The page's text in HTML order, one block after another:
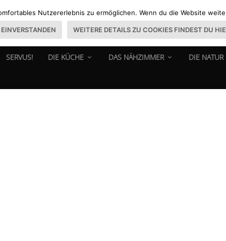
SERVUS! DIE KÜCHE DAS NÄHZIMMER DIE NATUR
Nutzererlebnis zu ermöglichen. Wenn du die Website
EINVERSTANDEN WEITERE DETAILS ZU COOKIES FINDEST DU